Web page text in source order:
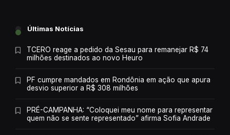
Últimas Notícias
TCERO reage a pedido da Sesau para remanejar R$ 74
milhões destinados ao novo Heuro
PF cumpre mandados em Rondônia em ação que apura
desvio superior a R$ 308 milhões
PRÉ-CAMPANHA: “Coloquei meu nome para representar
quem não se sente representado” afirma Sofia Andrade